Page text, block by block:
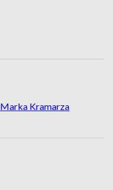
Marka Kramarza